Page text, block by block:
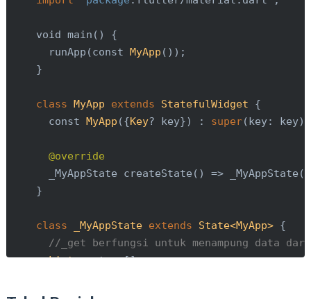
    void main() {
      runApp(const
MyApp ());
    }
class MyApp extends StatefulWidget
{
      const
MyApp ({Key? key}) : super(key: key);
@override
_MyAppState createState() =>
    }
class _MyAppState extends State<MyApp> {
//_get berfungsi untuk menampung data
List _get = [];
//paste apikey yang didapatkan dari